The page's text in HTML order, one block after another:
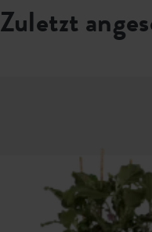
Zuletzt